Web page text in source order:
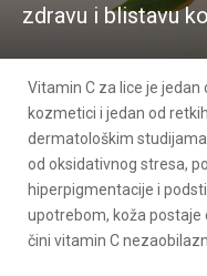
zdravu i blistavu
Vitamin C za lice je
kozmetici i jedan od
dermatološkim
od oksidativnog stresa,
hiperpigmentacije i
upotrebom, koža postaje
čini vitamin C